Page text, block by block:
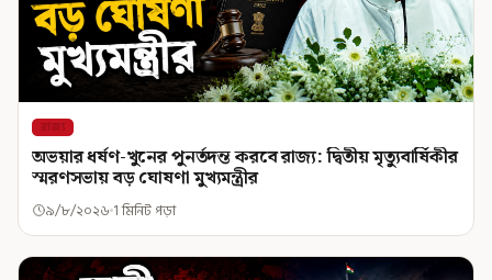
রাজ্য
অভয়ার ধর্ষণ-খুনের পুনর্তদন্ত করবে রাজ্য: দ্বিতীয় মৃত্যুবার্ষিকীর
স্মরণসভায় বড় ঘোষণা মুখ্যমন্ত্রীর
৯/৮/২০২৬ 1 মিনিট পড়া